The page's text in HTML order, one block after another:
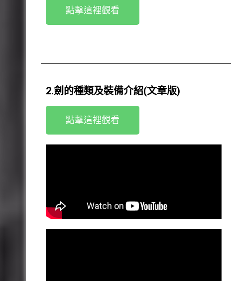
點擊這裡觀看
2.劍的種類及裝備介紹(文章版)
點擊這裡觀看